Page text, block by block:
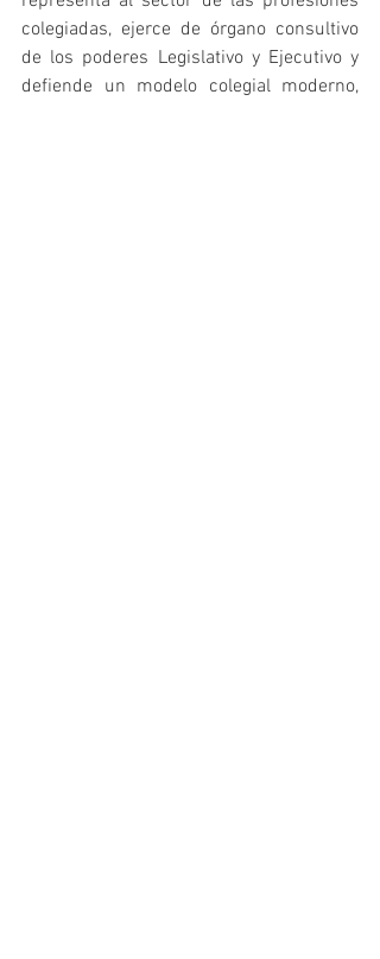
colegiadas, ejerce de órgano consultivo
de los poderes Legislativo y Ejecutivo y
defiende un modelo colegial moderno,